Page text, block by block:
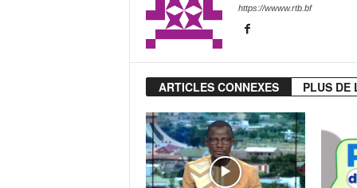
https://wwww.rtb.bf
ARTICLES CONNEXES PLUS DE